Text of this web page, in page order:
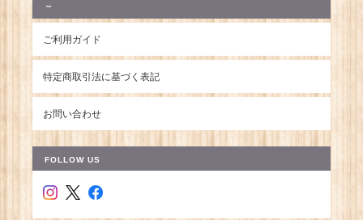
～
ご利用ガイド
特定商取引法に基づく表記
お問い合わせ
FOLLOW US